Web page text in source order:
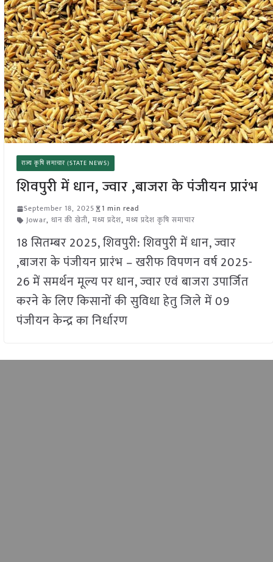
राज्य कृषि समाचार (STATE NEWS)
शिवपुरी में धान, ज्वार ,बाजरा के पंजीयन प्रारंभ
September 18, 2025
1 min read
Jowar, धान की खेती, मध्य प्रदेश, मध्य प्रदेश कृषि समाचार
18 सितम्बर 2025, शिवपुरी: शिवपुरी में धान, ज्वार
,बाजरा के पंजीयन प्रारंभ – खरीफ विपणन वर्ष 2025-
26 में समर्थन मूल्य पर धान, ज्वार एवं बाजरा उपार्जित
करने के लिए किसानों की सुविधा हेतु जिले में 09
पंजीयन केन्द्र का निर्धारण